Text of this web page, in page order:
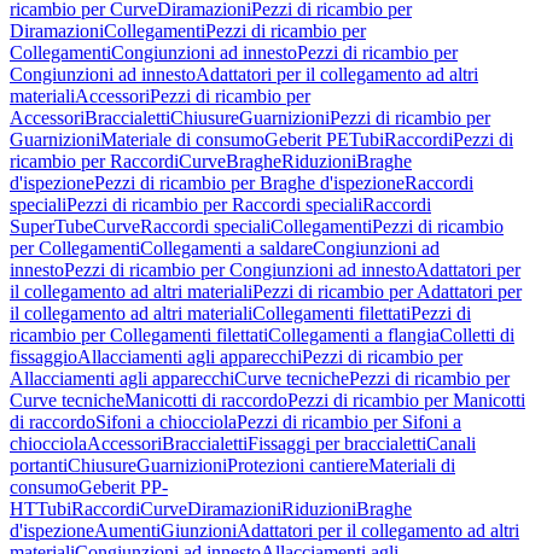
ricambio per CurveDiramazioniPezzi di ricambio per
DiramazioniCollegamentiPezzi di ricambio per
CollegamentiCongiunzioni ad innestoPezzi di ricambio per
Congiunzioni ad innestoAdattatori per il collegamento ad altri
materialiAccessoriPezzi di ricambio per
AccessoriBraccialettiChiusureGuarnizioniPezzi di ricambio per
GuarnizioniMateriale di consumoGeberit PETubiRaccordiPezzi di
ricambio per RaccordiCurveBragheRiduzioniBraghe
d'ispezionePezzi di ricambio per Braghe d'ispezioneRaccordi
specialiPezzi di ricambio per Raccordi specialiRaccordi
SuperTubeCurveRaccordi specialiCollegamentiPezzi di ricambio
per CollegamentiCollegamenti a saldareCongiunzioni ad
innestoPezzi di ricambio per Congiunzioni ad innestoAdattatori per
il collegamento ad altri materialiPezzi di ricambio per Adattatori per
il collegamento ad altri materialiCollegamenti filettatiPezzi di
ricambio per Collegamenti filettatiCollegamenti a flangiaColletti di
fissaggioAllacciamenti agli apparecchiPezzi di ricambio per
Allacciamenti agli apparecchiCurve tecnichePezzi di ricambio per
Curve tecnicheManicotti di raccordoPezzi di ricambio per Manicotti
di raccordoSifoni a chiocciolaPezzi di ricambio per Sifoni a
chiocciolaAccessoriBraccialettiFissaggi per braccialettiCanali
portantiChiusureGuarnizioniProtezioni cantiereMateriali di
consumoGeberit PP-
HTTubiRaccordiCurveDiramazioniRiduzioniBraghe
d'ispezioneAumentiGiunzioniAdattatori per il collegamento ad altri